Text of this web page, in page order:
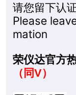
请您留下认
Please
mation
荣仪达官方
（同V）